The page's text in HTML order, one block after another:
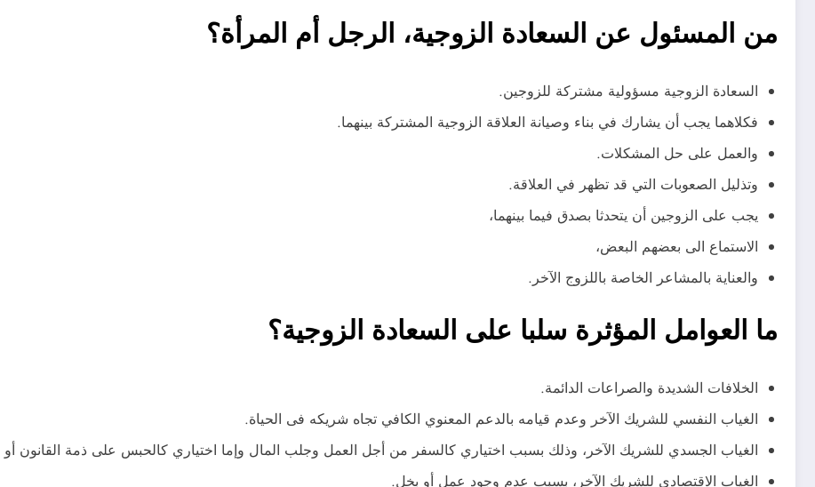
من المسئول عن السعادة الزوجية، الرجل أم المرأة؟
السعادة الزوجية مسؤولية مشتركة للزوجين.
فكلاهما يجب أن يشارك في بناء وصيانة العلاقة الزوجية المشتركة بينهما.
والعمل على حل المشكلات.
وتذليل الصعوبات التي قد تظهر في العلاقة.
يجب على الزوجين أن يتحدثا بصدق فيما بينهما،
الاستماع الى بعضهم البعض،
والعناية بالمشاعر الخاصة باللزوج الآخر.
ما العوامل المؤثرة سلبا على السعادة الزوجية؟
الخلافات الشديدة والصراعات الدائمة.
الغياب النفسي للشريك الآخر وعدم قيامه بالدعم المعنوي الكافي تجاه شريكه فى الحياة.
الغياب الجسدي للشريك الآخر، وذلك بسبب اختياري كالسفر من أجل العمل وجلب المال وإما اختياري كالحبس على ذمة القانون أو
الغياب الاقتصادي للشريك الآخر، بسبب عدم وجود عمل أو بخل.